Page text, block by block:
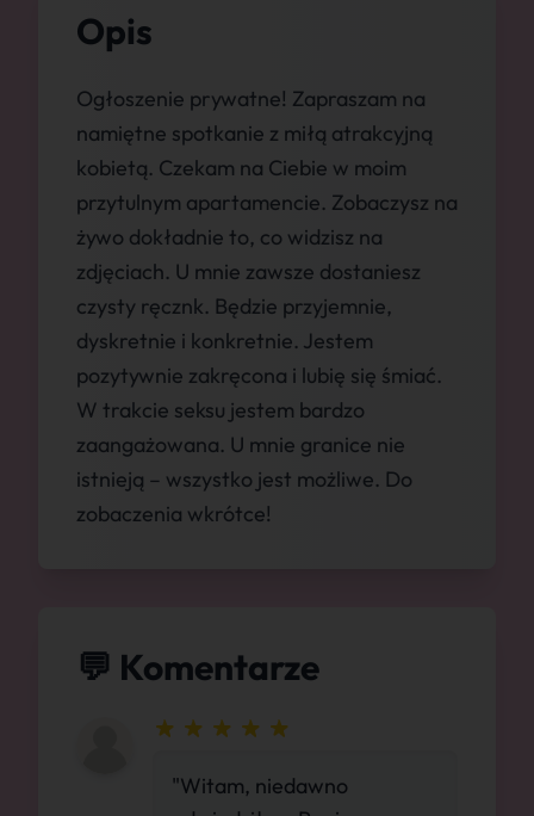
Opis
Ogłoszenie prywatne! Zapraszam na
namiętne spotkanie z miłą atrakcyjną
kobietą. Czekam na Ciebie w moim
przytulnym apartamencie. Zobaczysz na
żywo dokładnie to, co widzisz na
zdjęciach. U mnie zawsze dostaniesz
czysty ręcznk. Będzie przyjemnie,
dyskretnie i konkretnie. Jestem
pozytywnie zakręcona i lubię się śmiać.
W trakcie seksu jestem bardzo
zaangażowana. U mnie granice nie
istnieją – wszystko jest możliwe. Do
zobaczenia wkrótce!
💬 Komentarze
"Witam, niedawno